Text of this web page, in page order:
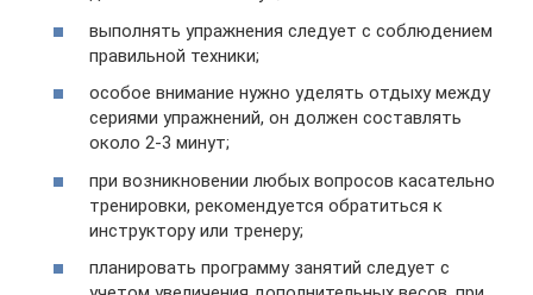
выполнять упражнения следует с соблюдением
правильной техники;
особое внимание нужно уделять отдыху между
сериями упражнений, он должен составлять
около 2-3 минут;
при возникновении любых вопросов касательно
тренировки, рекомендуется обратиться к
инструктору или тренеру;
планировать программу занятий следует с